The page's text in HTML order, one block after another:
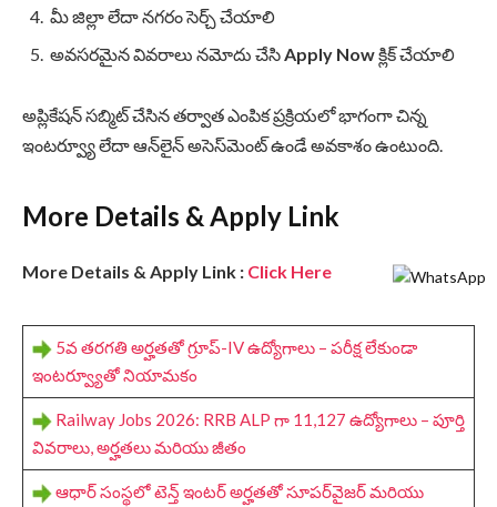
మీ జిల్లా లేదా నగరం సెర్చ్ చేయాలి
అవసరమైన వివరాలు నమోదు చేసి Apply Nowక్లిక్ చేయాలి
అప్లికేషన్ సబ్మిట్ చేసిన తర్వాత ఎంపిక ప్రక్రియలో భాగంగా చిన్న
ఇంటర్వ్యూ లేదా ఆన్‌లైన్ అసెస్‌మెంట్ ఉండే అవకాశం ఉంటుంది.
More Details & Apply Link
More Details & Apply Link : Click Here
5వ తరగతి అర్హతతో గ్రూప్-IV ఉద్యోగాలు – పరీక్ష లేకుండా
ఇంటర్వ్యూతో నియామకం
Railway Jobs 2026: RRB ALP గా 11,127 ఉద్యోగాలు – పూర్తి
వివరాలు, అర్హతలు మరియు జీతం
ఆధార్ సంస్థలో టెన్త్ ఇంటర్ అర్హతతో సూపర్‌వైజర్ మరియు